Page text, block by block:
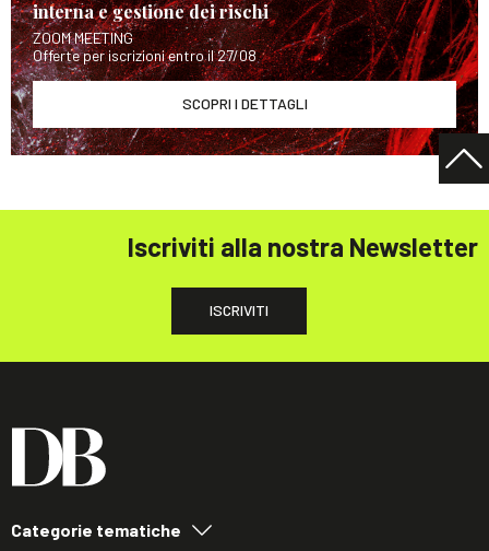
interna e gestione dei rischi
ZOOM MEETING
Offerte per iscrizioni entro il 27/08
SCOPRI I DETTAGLI
Iscriviti alla nostra Newsletter
ISCRIVITI
Categorie tematiche